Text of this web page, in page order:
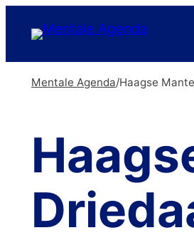
naar
de
inhoudMentale Agenda/Haagse